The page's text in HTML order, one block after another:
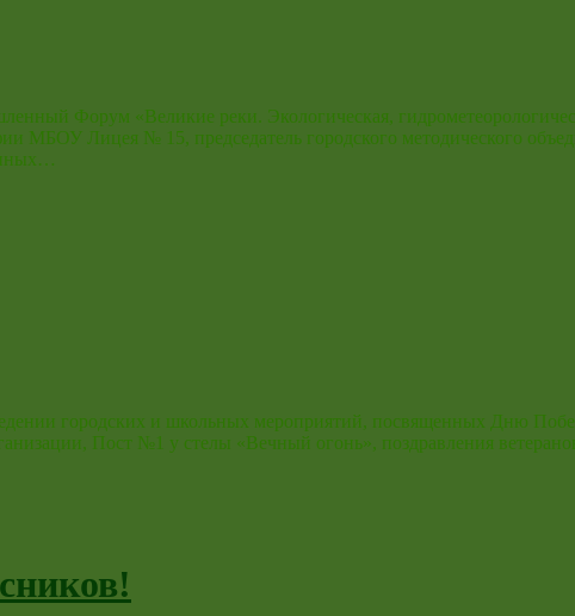
Форум «Великие реки. Экологическая,
МБОУ Лицея № 15, председатель городского методического
городских и школьных мероприятий, посвященных Дню
Пост №1 у стелы «Вечный огонь», поздравления